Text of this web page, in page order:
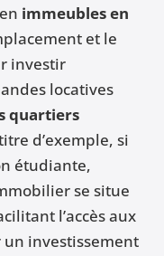
immeubles en
et le
investir
locatives
quartiers
d’exemple, si
étudiante,
se situe
l’accès aux
un investissement